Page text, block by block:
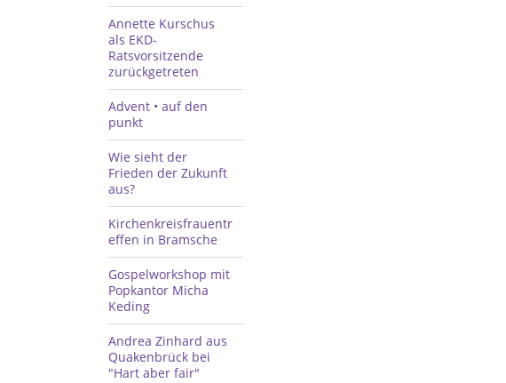
Annette Kurschus
als EKD-
Ratsvorsitzende
zurückgetreten
Advent • auf den
punkt
Wie sieht der
Frieden der Zukunft
aus?
Kirchenkreisfrauentr
effen in Bramsche
Gospelworkshop mit
Popkantor Micha
Keding
Andrea Zinhard aus
Quakenbrück bei
"Hart aber fair"